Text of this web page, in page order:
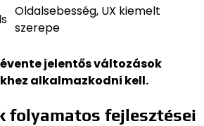
Oldalsebesség, UX kiemelt
szerepe
jelentős változások
alkalmazkodni kell.
folyamatos fejlesztései